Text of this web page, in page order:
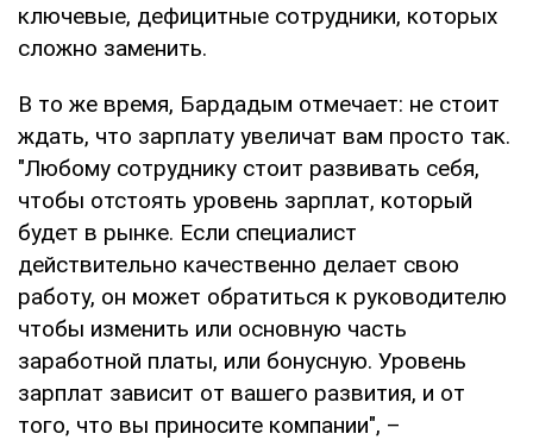
ключевые, дефицитные сотрудники, которых
сложно заменить.
В то же время, Бардадым отмечает: не стоит
ждать, что зарплату увеличат вам просто так.
"Любому сотруднику стоит развивать себя,
чтобы отстоять уровень зарплат, который
будет в рынке. Если специалист
действительно качественно делает свою
работу, он может обратиться к руководителю
чтобы изменить или основную часть
заработной платы, или бонусную. Уровень
зарплат зависит от вашего развития, и от
того, что вы приносите компании", –